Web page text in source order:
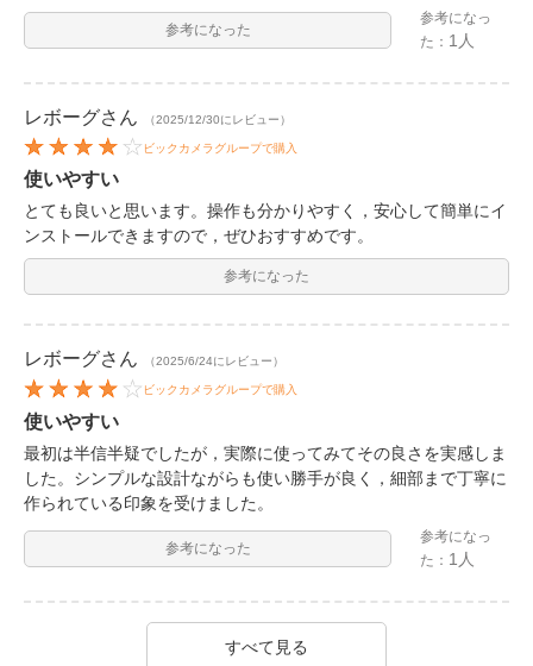
参考になった
参考になっ
た： 1人
レボーグさん （2025/12/30にレビュー）
ビックカメラグループで購入
使いやすい
とても良いと思います。操作も分かりやすく，安心して簡単にイ
ンストールできますので，ぜひおすすめです。
参考になった
レボーグさん （2025/6/24にレビュー）
ビックカメラグループで購入
使いやすい
最初は半信半疑でしたが，実際に使ってみてその良さを実感しま
した。シンプルな設計ながらも使い勝手が良く，細部まで丁寧に
作られている印象を受けました。
参考になった
参考になっ
た： 1人
すべて見る